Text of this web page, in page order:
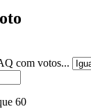
com votos...
60